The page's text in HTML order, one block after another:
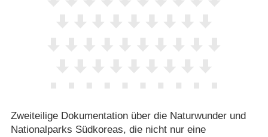
Zweiteilige Dokumentation über die Naturwunder und
Nationalparks Südkoreas, die nicht nur eine